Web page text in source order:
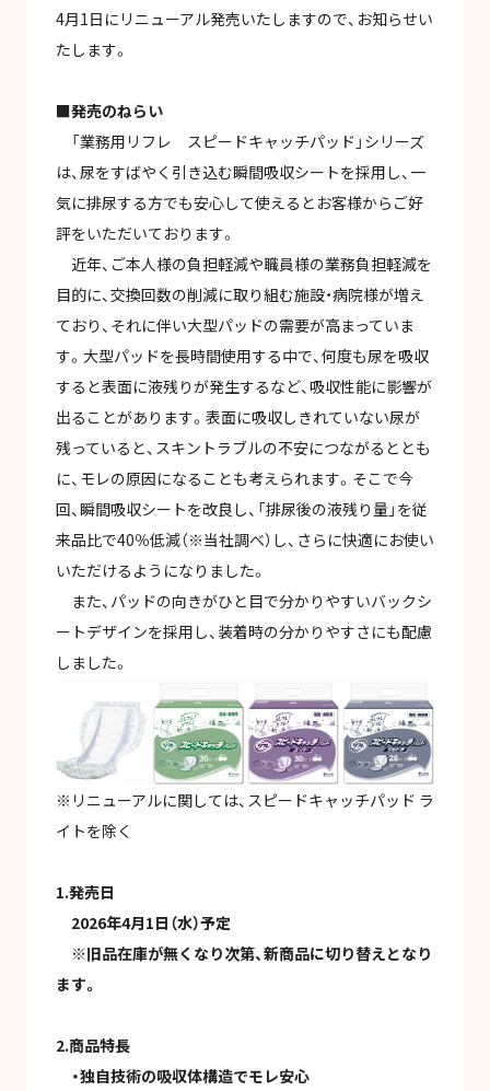
4月1日にリニューアル発売いたしますので、お知らせい
たします。
■発売のねらい
「業務用リフレ スピードキャッチパッド」シリーズ
は、尿をすばやく引き込む瞬間吸収シートを採用し、一
気に排尿する方でも安心して使えるとお客様からご好
評をいただいております。
近年、ご本人様の負担軽減や職員様の業務負担軽減を
目的に、交換回数の削減に取り組む施設・病院様が増え
ており、それに伴い大型パッドの需要が高まっていま
す。大型パッドを長時間使用する中で、何度も尿を吸収
すると表面に液残りが発生するなど、吸収性能に影響が
出ることがあります。表面に吸収しきれていない尿が
残っていると、スキントラブルの不安につながるととも
に、モレの原因になることも考えられます。そこで今
回、瞬間吸収シートを改良し、「排尿後の液残り量」を従
来品比で40％低減（※当社調べ）し、さらに快適にお使い
いただけるようになりました。
また、パッドの向きがひと目で分かりやすいバックシ
ートデザインを採用し、装着時の分かりやすさにも配慮
しました。
※リニューアルに関しては、スピードキャッチパッド ラ
イトを除く
1.発売日
2026年4月1日（水）予定
※旧品在庫が無くなり次第、新商品に切り替えとなり
ます。
2.商品特長
・独自技術の吸収体構造でモレ安心